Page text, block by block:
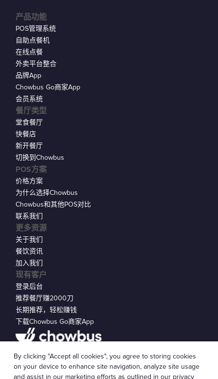
现有客户
登录后台
推荐餐厅赚2000刀
长期推荐，轻松赚钱
下载Chowbus Go商家App
产品功能
POS管理系统
自助点餐机
在线点餐
外卖平台整合
品牌App
Chowbus Go商家App
会员系统
餐厅类型
堂食餐厅
快餐店
新开餐厅
切换到Chowbus
POS方案
价格方案
为什么选择Chowbus
Chowbus和其他POS对比
联系我们
更多资源
关于我们
餐饮资讯
加入我们
© 2026 Chowbus, Inc.Cookie 设置
By clicking "Accept all cookies", you agree to storing cookies
on your device to enhance site navigation, analyze site usage
and assist in our marketing efforts as outlined in our privacy